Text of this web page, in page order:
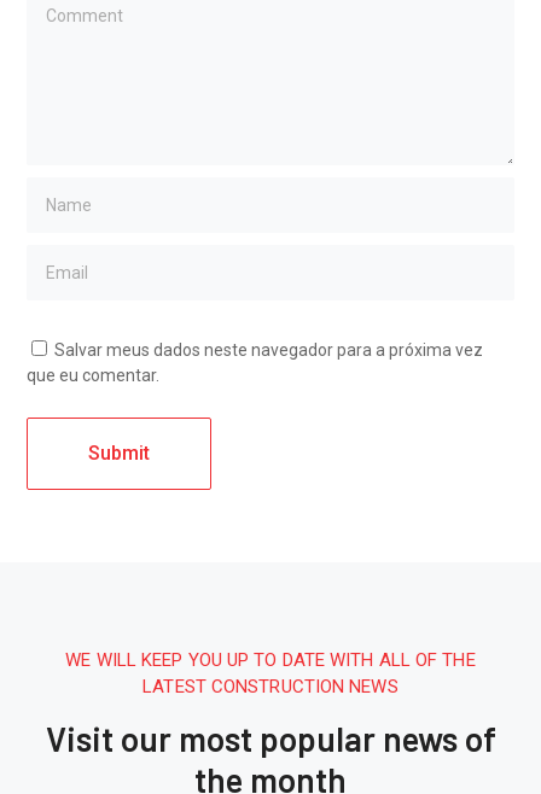
Salvar meus dados neste navegador para a próxima vez
que eu comentar.
WE WILL KEEP YOU UP TO DATE WITH ALL OF THE
LATEST CONSTRUCTION NEWS
Visit our most popular news of
the month